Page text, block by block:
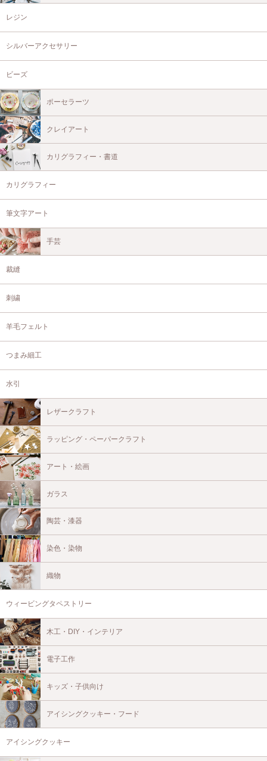
レジン
シルバーアクセサリー
ビーズ
ポーセラーツ
クレイアート
カリグラフィー・書道
カリグラフィー
筆文字アート
手芸
裁縫
刺繍
羊毛フェルト
つまみ細工
水引
レザークラフト
ラッピング・ペーパークラフト
アート・絵画
ガラス
陶芸・漆器
染色・染物
織物
ウィービングタペストリー
木工・DIY・インテリア
電子工作
キッズ・子供向け
アイシングクッキー・フード
アイシングクッキー